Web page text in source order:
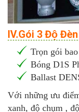
IV.Gói 3 Độ
Trọn gói
Bóng D1S
Ballast
Với những ưu
xanh, độ chụm ,